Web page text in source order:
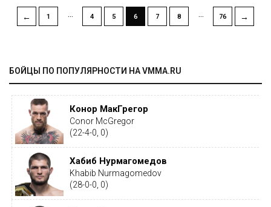
← 1 … 4 5 6 7 8 … 76 →
БОЙЦЫ ПО ПОПУЛЯРНОСТИ НА VMMA.RU
Конор МакГрегор
Conor McGregor
(22-4-0, 0)
Хабиб Нурмагомедов
Khabib Nurmagomedov
(28-0-0, 0)